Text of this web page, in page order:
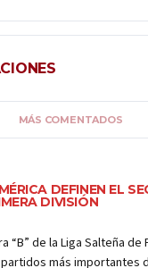
MÁS COMENTADOS
DEFINEN EL
DIVISIÓN
“B” de la Liga Salteña
más importantes